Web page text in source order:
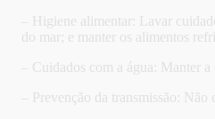
– Higiene alimentar: Lavar
do mar; e manter os alimentos
– Cuidados com a água: Manter
– Prevenção da transmissão: